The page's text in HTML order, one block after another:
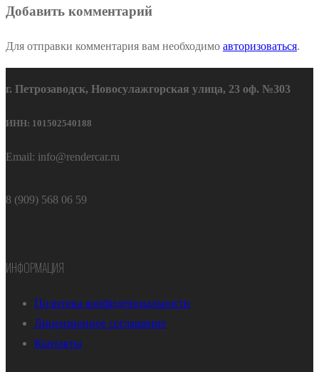
Добавить комментарий
Для отправки комментария вам необходимо авторизоваться.
г. Петрозаводск, Новосулажгорская улица, 23 оф. №303
ИНН: 101502540188
Email: info@rendercar.ru
8 (909) 568 06 59
ИНФОРМАЦИЯ
Политика конфиденциальности
Лицензионное соглашение
Контакты